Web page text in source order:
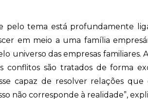
pelo tema está profundamente
em meio a uma família
universo das empresas familiares.
são tratados de forma
capaz de resolver relações que
não corresponde à realidade”,